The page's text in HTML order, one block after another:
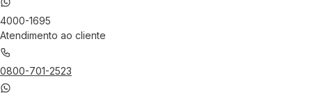
4000-1695
Atendimento ao cliente
0800-701-2523